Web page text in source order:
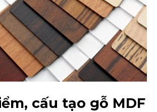
cấu tạo gỗ MDF